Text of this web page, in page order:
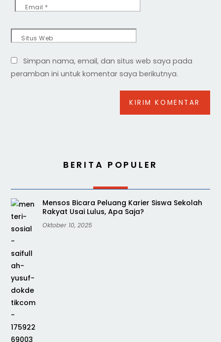
Email *
Situs Web
Simpan nama, email, dan situs web saya pada
peramban ini untuk komentar saya berikutnya.
BERITA POPULER
Mensos Bicara Peluang Karier Siswa Sekolah
Rakyat Usai Lulus, Apa Saja?
Oktober 10, 2025